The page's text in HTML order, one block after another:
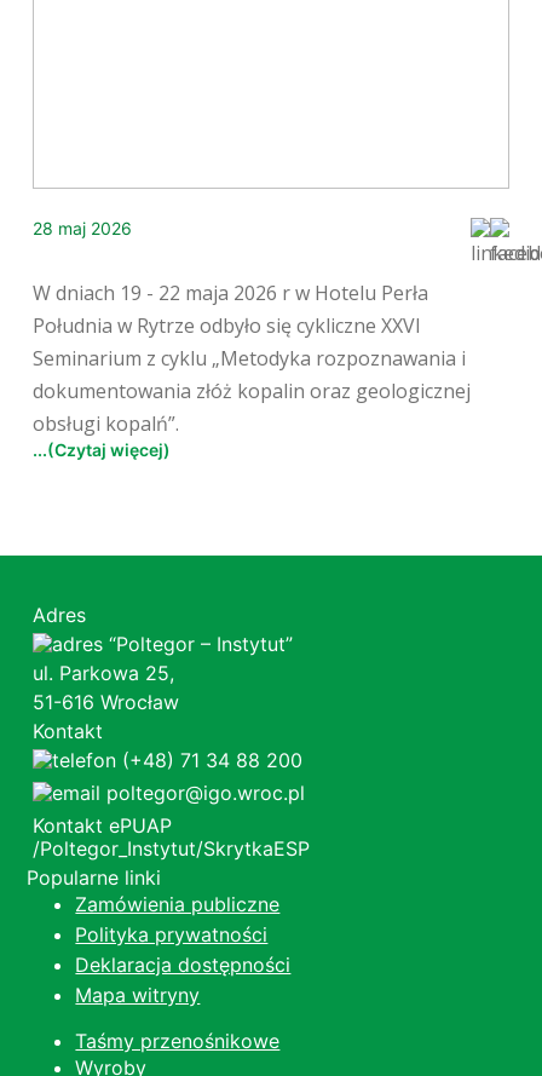
28 maj 2026
W dniach 19 - 22 maja 2026 r w Hotelu Perła
Południa w Rytrze odbyło się cykliczne XXVI
Seminarium z cyklu „Metodyka rozpoznawania i
dokumentowania złóż kopalin oraz geologicznej
obsługi kopalń”.
...(Czytaj więcej)
Adres
“Poltegor – Instytut”
ul. Parkowa 25,
51-616 Wrocław
Kontakt
(+48) 71 34 88 200
poltegor@igo.wroc.pl
Kontakt ePUAP
/Poltegor_Instytut/SkrytkaESP
Popularne linki
Zamówienia publiczne
Polityka prywatności
Deklaracja dostępności
Mapa witryny
Taśmy przenośnikowe
Wyroby